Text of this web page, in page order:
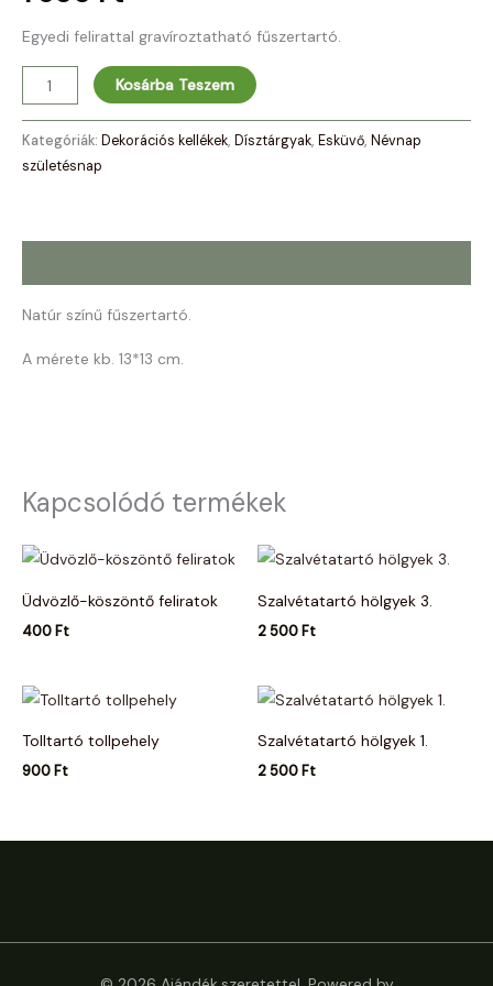
Egyedi felirattal gravíroztatható fűszertartó.
Kosárba Teszem
Kategóriák: Dekorációs kellékek, Dísztárgyak, Esküvő, Névnap
születésnap
Natúr színű fűszertartó.
A mérete kb. 13*13 cm.
Kapcsolódó termékek
Üdvözlő-köszöntő feliratok
400 Ft
Szalvétatartó hölgyek 3.
2 500 Ft
Tolltartó tollpehely
900 Ft
Szalvétatartó hölgyek 1.
2 500 Ft